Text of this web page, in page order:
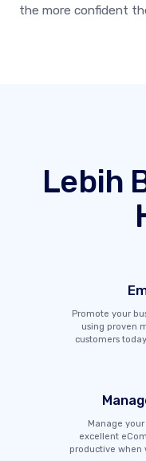
the more confident
Lebih
Promote your
using proven
customers
Manage
excellent
productive when